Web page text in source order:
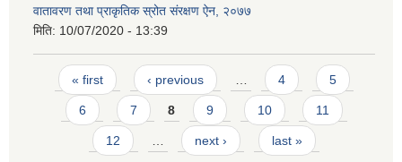
वातावरण तथा प्राकृतिक स्रोत संरक्षण ऐन, २०७७
मिति: 10/07/2020 - 13:39
Pages
« first ‹ previous 4 5
6 7 8 9 10 11
12 next › last »